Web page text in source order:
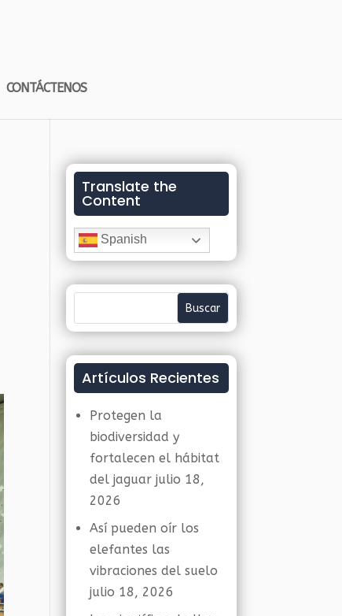
CONTÁCTENOS
Translate the
Content
Spanish
Artículos Recientes
Protegen la
biodiversidad y
fortalecen el hábitat
del jaguar julio 18,
2026
Así pueden oír los
elefantes las
vibraciones del suelo
julio 18, 2026